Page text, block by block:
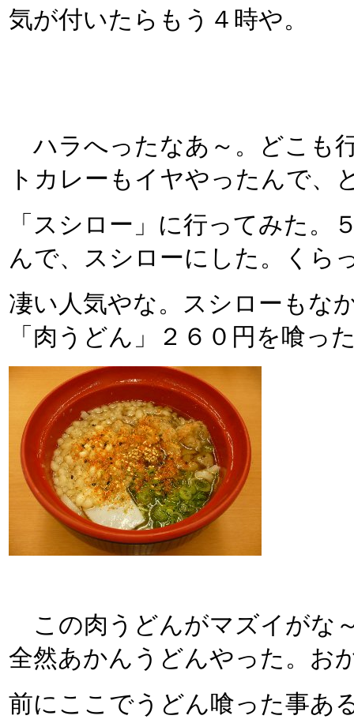
気が付いたらもう４時や。
ハラへったなあ～。どこも
トカレーもイヤやったんで、
「スシロー」に行ってみた。
んで、スシローにした。くら
凄い人気やな。スシローもな
「肉うどん」２６０円を喰っ
この肉うどんがマズイがな
全然あかんうどんやった。お
前にここでうどん喰った事あ